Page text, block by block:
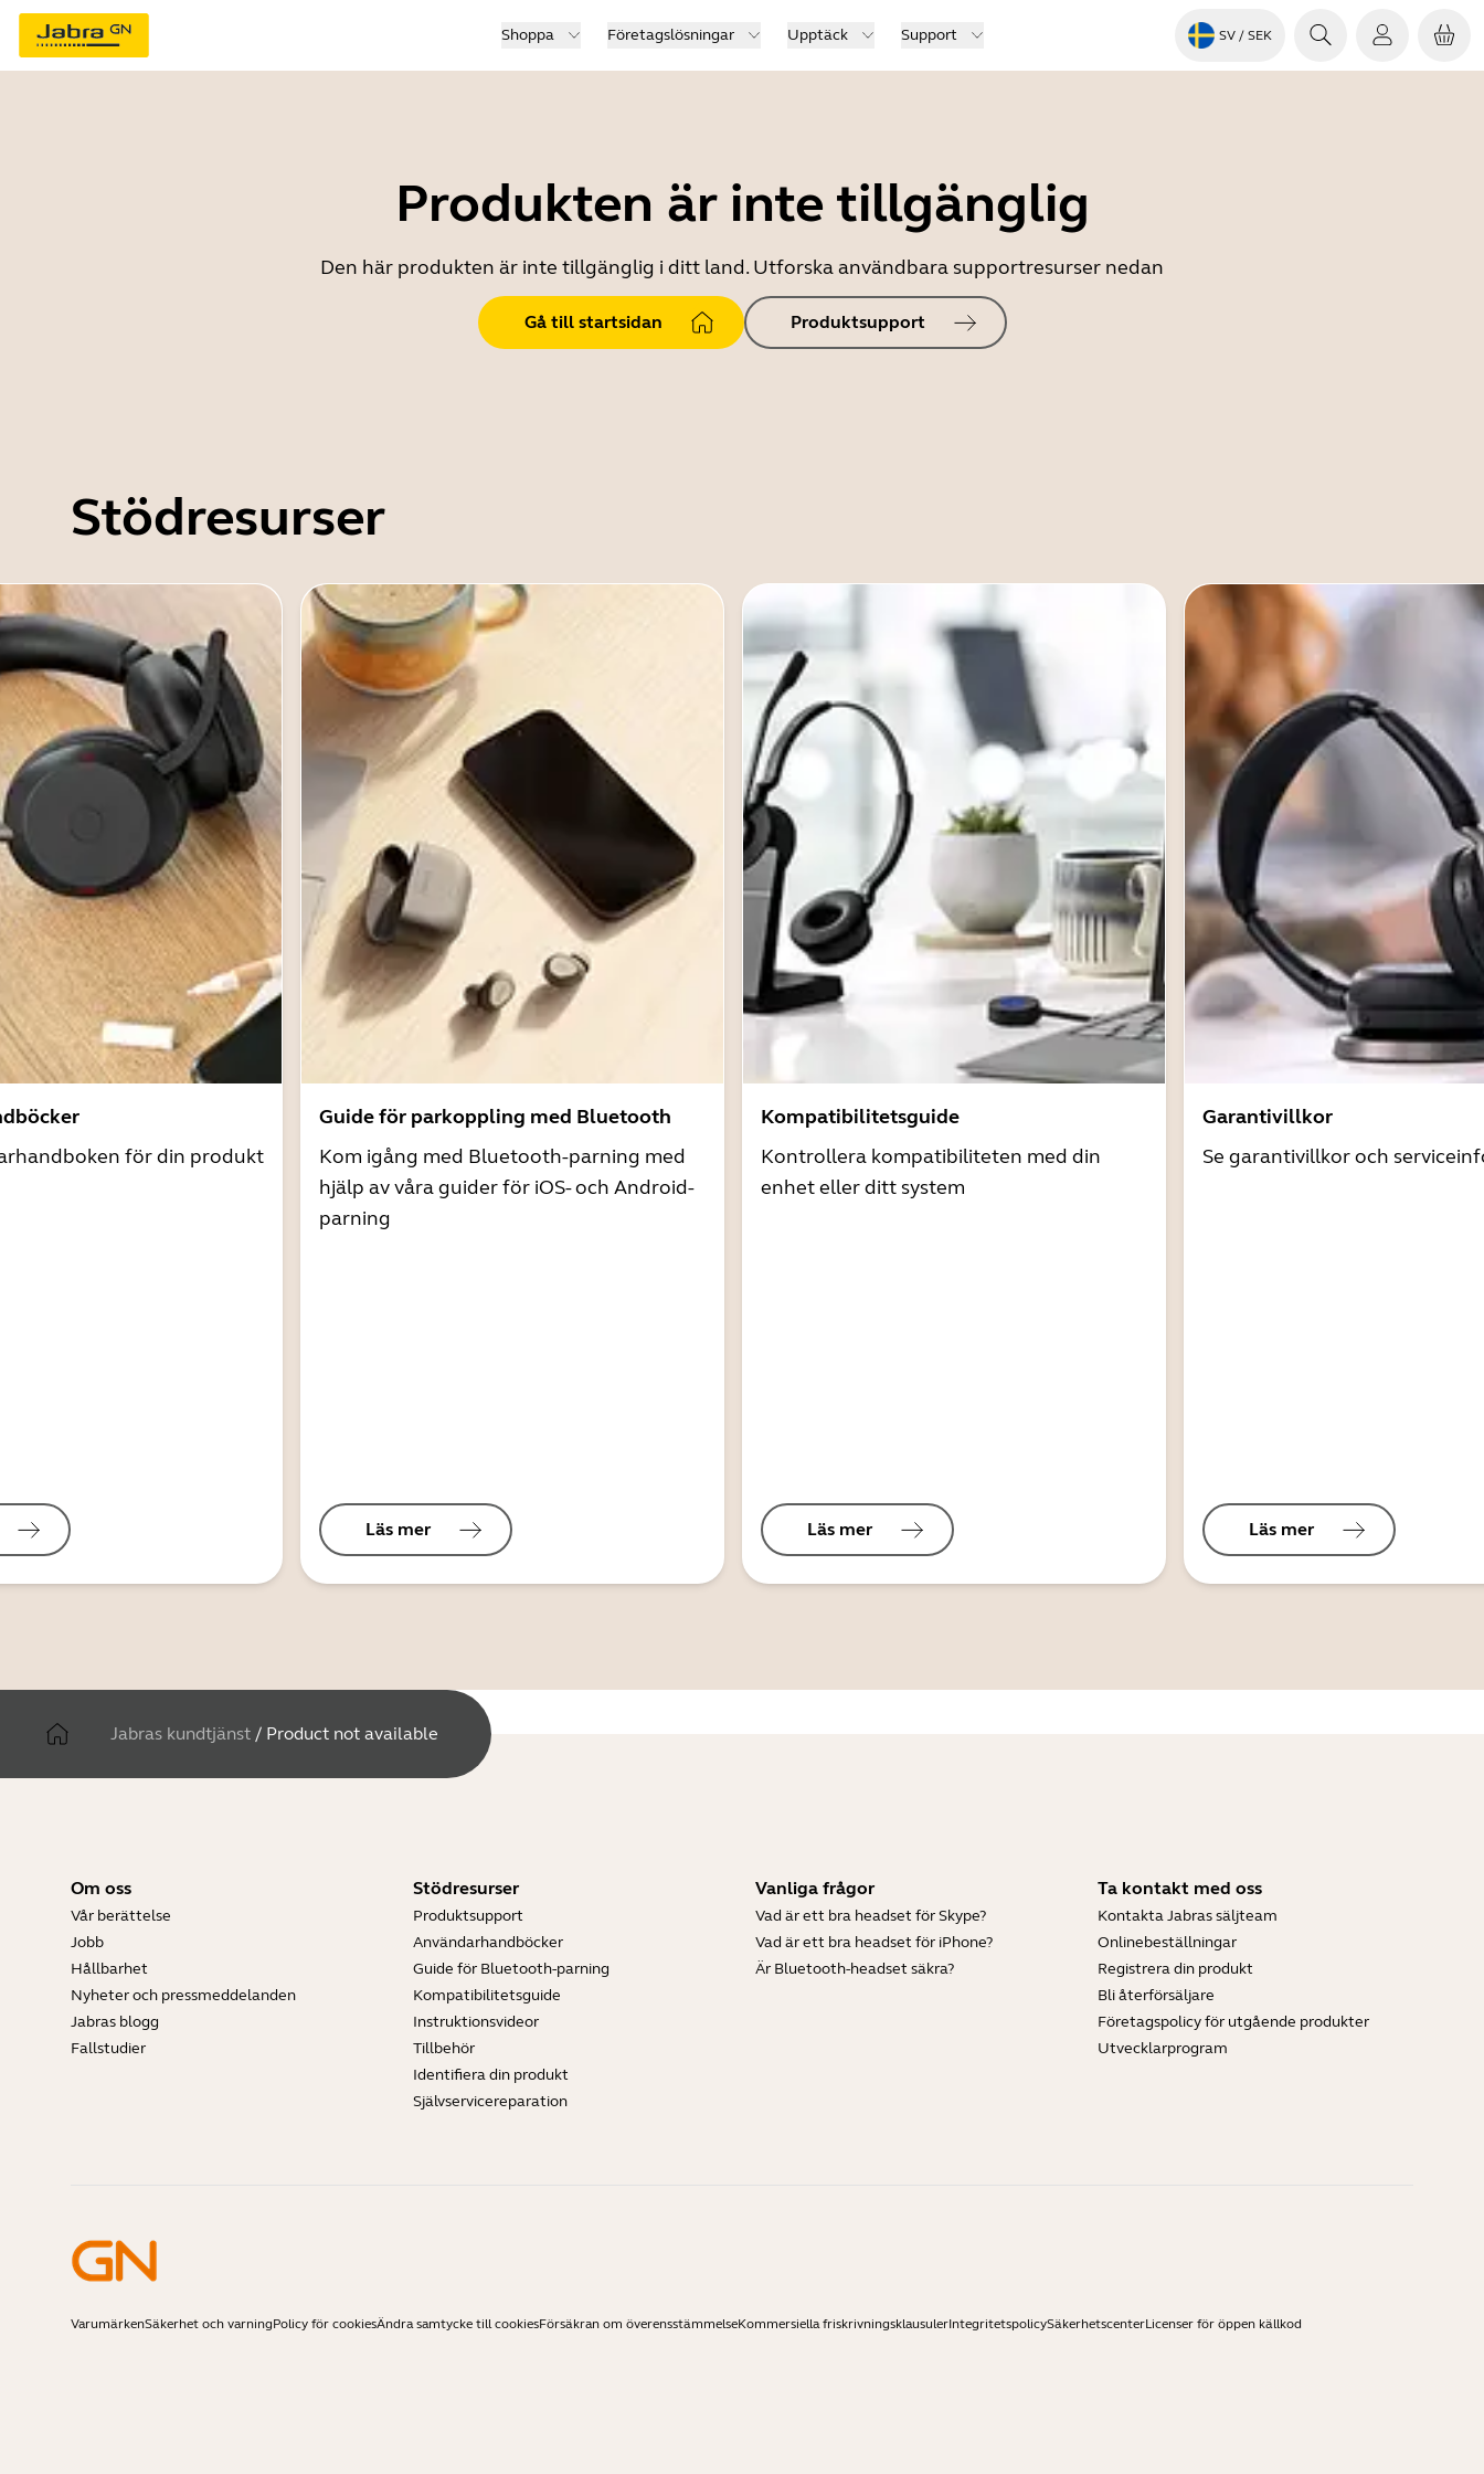
Shoppa Företagslösningar Upptäck Support SV / SEK
Produkten är inte tillgänglig
Den här produkten är inte tillgänglig i ditt land. Utforska användbara supportresurser nedan
Gå till startsidan Produktsupport
Stödresurser
för din produkt
Guide för parkoppling med Bluetooth
Kom igång med Bluetooth-parning med
hjälp av våra guider för iOS- och Android-
parning
Läs mer
Kompatibilitetsguide
Kontrollera kompatibiliteten med din
enhet eller ditt system
Läs mer
Garantivillkor
Se garantivillkor och
Läs mer
Jabras kundtjänst / Product not available
Om oss
Vår berättelse
Jobb
Hållbarhet
Nyheter och pressmeddelanden
Jabras blogg
Fallstudier
Stödresurser
Produktsupport
Användarhandböcker
Guide för Bluetooth-parning
Kompatibilitetsguide
Instruktionsvideor
Tillbehör
Identifiera din produkt
Självservicereparation
Vanliga frågor
Vad är ett bra headset för Skype?
Vad är ett bra headset för iPhone?
Är Bluetooth-headset säkra?
Ta kontakt med oss
Kontakta Jabras säljteam
Onlinebeställningar
Registrera din produkt
Bli återförsäljare
Företagspolicy för utgående produkter
Utvecklarprogram
VarumärkenSäkerhet och varningPolicy för cookiesÄndra samtycke till cookiesFörsäkran om överensstämmelseKommersiella friskrivningsklausulerIntegritetspolicySäkerhetscenterLicenser för öppen källkod